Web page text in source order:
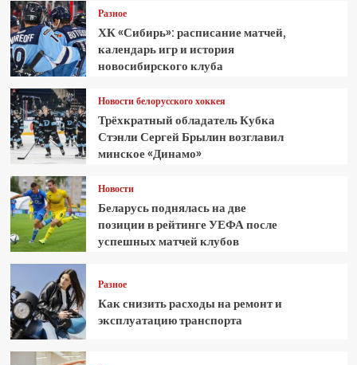
Разное
ХК «Сибирь»: расписание матчей,
календарь игр и история
новосибирского клуба
Новости белорусского хоккея
Трёхкратный обладатель Кубка
Стэнли Сергей Брылин возглавил
минское «Динамо»
Новости
Беларусь поднялась на две
позиции в рейтинге УЕФА после
успешных матчей клубов
Разное
Как снизить расходы на ремонт и
эксплуатацию транспорта